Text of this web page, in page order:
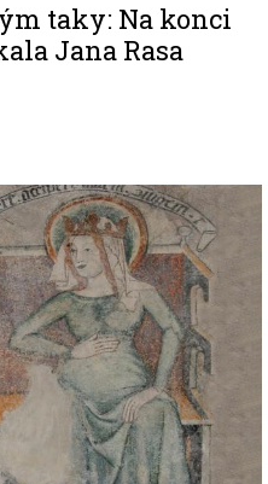
taky: Na konci
Jana Rasa